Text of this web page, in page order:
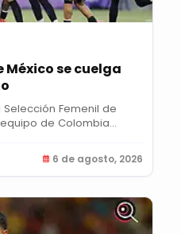
México se cuelga
Femenil de
de Colombia
6 de agosto, 2026